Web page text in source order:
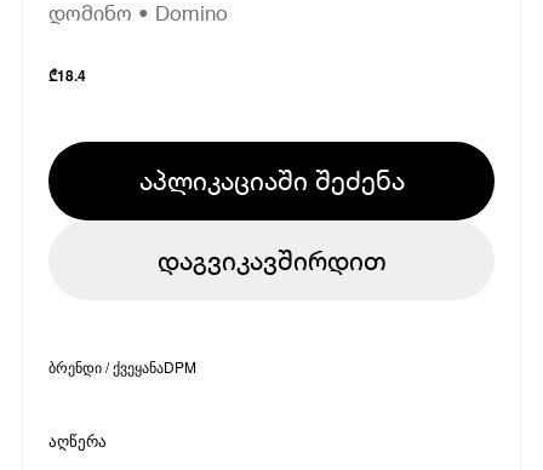
დომინო • Domino
₾18.4
აპლიკაციაში შეძენა
დაგვიკავშირდით
ბრენდი / ქვეყანაDPM
აღწერა